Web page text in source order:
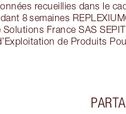
recueillies dans le
8 semaines
Solutions France SAS
de Produits